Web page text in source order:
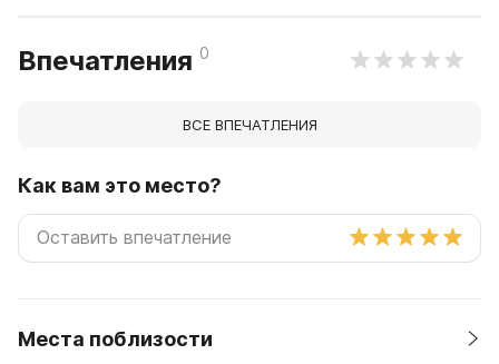
Впечатления 0
ВСЕ ВПЕЧАТЛЕНИЯ
Как вам это место?
Места поблизости